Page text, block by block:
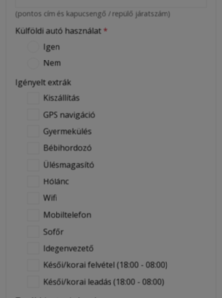
(pontos cím és kapucsengő / repülő járatszám)
Külföldi autó használat *
Igen
Nem
Igényelt extrák
Kiszállítás
GPS navigáció
Gyermekülés
Bébihordozó
Ülésmagasító
Hólánc
Wifi
Mobiltelefon
Sofőr
Idegenvezető
Késői/korai felvétel (18:00 - 08:00)
Késői/korai leadás (18:00 - 08:00)